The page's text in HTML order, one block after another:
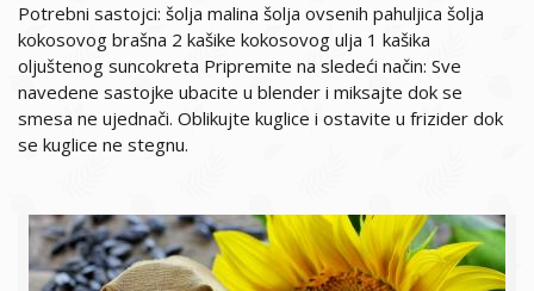
Potrebni sastojci: šolja malina šolja ovsenih pahuljica šolja
kokosovog brašna 2 kašike kokosovog ulja 1 kašika
oljuštenog suncokreta Pripremite na sledeći način: Sve
navedene sastojke ubacite u blender i miksajte dok se
smesa ne ujednači. Oblikujte kuglice i ostavite u frizider dok
se kuglice ne stegnu.